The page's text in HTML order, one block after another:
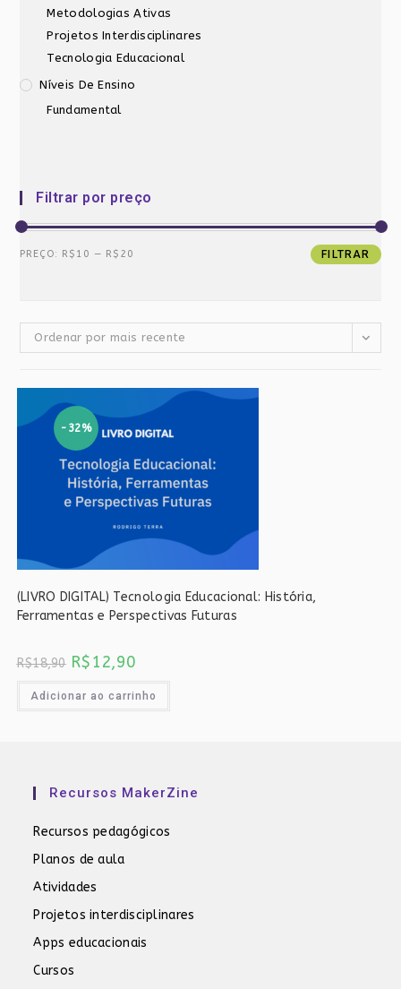
Metodologias Ativas
Projetos Interdisciplinares
Tecnologia Educacional
Níveis De Ensino
Fundamental
Filtrar por preço
Preço
Preço
FILTRAR
PREÇO: R$10 — R$20
Ordenar por mais recente
-32%
(LIVRO DIGITAL) Tecnologia Educacional: História,
Ferramentas e Perspectivas Futuras
R$18,90 O
preço
era:
R$12,90
é:
Adicionar ao carrinho
Recursos MakerZine
Recursos pedagógicos
Planos de aula
Atividades
Projetos interdisciplinares
Apps educacionais
Cursos